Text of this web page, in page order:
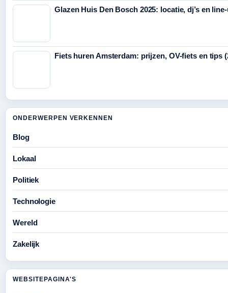
Glazen Huis Den Bosch 2025: locatie, dj’s en
Fiets huren Amsterdam: prijzen, OV-fiets en tips
ONDERWERPEN VERKENNEN
Blog
Lokaal
Politiek
Technologie
Wereld
Zakelijk
WEBSITEPAGINA'S